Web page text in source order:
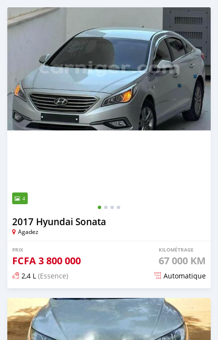
4
2017 Hyundai Sonata
Agadez
PRIX
FCFA3 800 000
KILOMÉTRAGE
67 000 KM
2,4 L (Essence) Automatique
Publié il y a 3 mois